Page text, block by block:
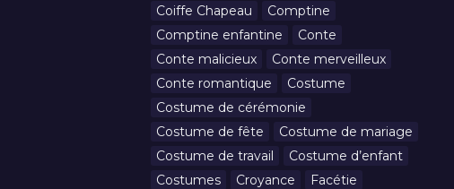
Coiffe Chapeau
Comptine
Comptine enfantine
Conte
Conte malicieux
Conte merveilleux
Conte romantique
Costume
Costume de cérémonie
Costume de fête
Costume de mariage
Costume de travail
Costume d’enfant
Costumes
Croyance
Facétie